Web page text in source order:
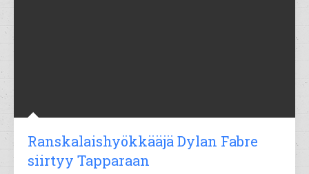
Ranskalaishyökkääjä Dylan Fabre
siirtyy Tapparaan